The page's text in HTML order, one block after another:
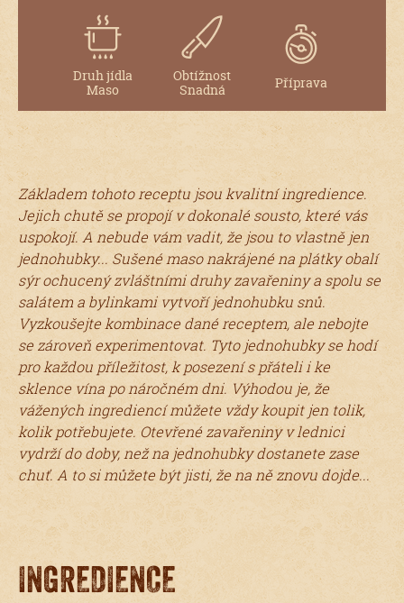
Druh jídla
Maso
Obtížnost
Snadná
Příprava
Základem tohoto receptu jsou kvalitní ingredience.
Jejich chutě se propojí v dokonalé sousto, které vás
uspokojí. A nebude vám vadit, že jsou to vlastně jen
jednohubky... Sušené maso nakrájené na plátky obalí
sýr ochucený zvláštními druhy zavařeniny a spolu se
salátem a bylinkami vytvoří jednohubku snů.
Vyzkoušejte kombinace dané receptem, ale nebojte
se zároveň experimentovat. Tyto jednohubky se hodí
pro každou příležitost, k posezení s přáteli i ke
sklence vína po náročném dni. Výhodou je, že
vážených ingrediencí můžete vždy koupit jen tolik,
kolik potřebujete. Otevřené zavařeniny v lednici
vydrží do doby, než na jednohubky dostanete zase
chuť. A to si můžete být jisti, že na ně znovu dojde...
INGREDIENCE